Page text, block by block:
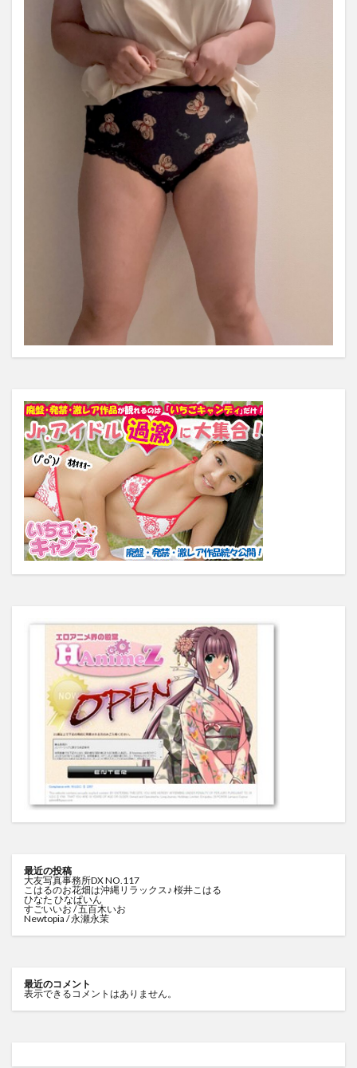
最近の投稿
大友写真事務所DX NO.117
こはるのお花畑は沖縄リラックス♪ 桜井こはる
ひなた ひなぱいん
すごいいお / 五百木いお
Newtopia / 永瀬永茉
最近のコメント
表示できるコメントはありません。